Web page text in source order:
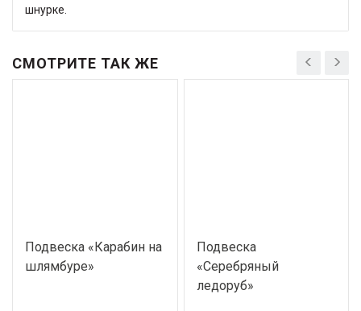
шнурке.
СМОТРИТЕ ТАК ЖЕ
Подвеска «Карабин на
шлямбуре»
Подвеска
«Серебряный
ледоруб»